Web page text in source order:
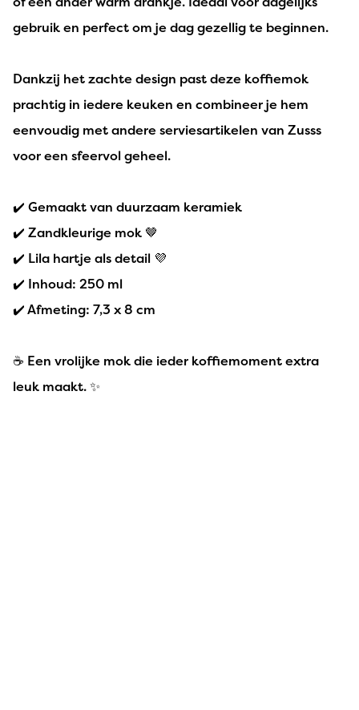
gebruik en perfect om je dag gezellig te beginnen.
Dankzij het zachte design past deze koffiemok
prachtig in iedere keuken en combineer je hem
eenvoudig met andere serviesartikelen van Zusss
voor een sfeervol geheel.
✔️ Gemaakt van duurzaam keramiek
✔️ Zandkleurige mok 🤎
✔️ Lila hartje als detail 💜
✔️ Inhoud: 250 ml
✔️ Afmeting: 7,3 x 8 cm
☕ Een vrolijke mok die ieder koffiemoment extra
leuk maakt. ✨